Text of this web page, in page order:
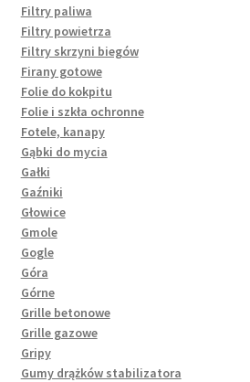
Filtry paliwa
Filtry powietrza
Filtry skrzyni biegów
Firany gotowe
Folie do kokpitu
Folie i szkła ochronne
Fotele, kanapy
Gąbki do mycia
Gałki
Gaźniki
Głowice
Gmole
Gogle
Góra
Górne
Grille betonowe
Grille gazowe
Gripy
Gumy drążków stabilizatora